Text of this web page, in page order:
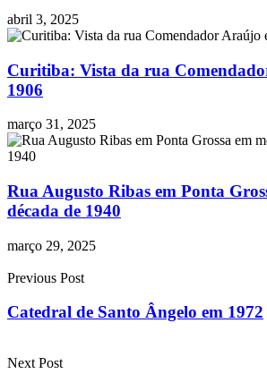
abril 3, 2025
Curitiba: Vista da rua
1906
março 31, 2025
Rua Augusto Ribas em Ponta
década de 1940
março 29, 2025
Previous Post
Catedral de Santo Ângelo em 1972
Next Post